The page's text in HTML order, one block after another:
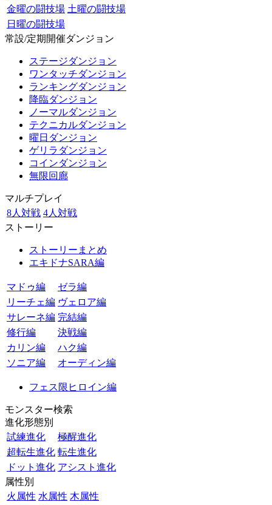
金曜の闘技場 土曜の闘技場
日曜の闘技場
常設/定期開催ダンジョン
ステージダンジョン
ワンタッチダンジョン
ランキングダンジョン
降臨ダンジョン
ノーマルダンジョン
テクニカルダンジョン
曜日ダンジョン
ゲリラダンジョン
コインダンジョン
無限回廊
マルチプレイ
8人対戦 4人対戦
ストーリー
ストーリーまとめ
エキドナSARA編
マドゥ編
ゼラ編
リーチェ編 ヴェロア編
サレーネ編 完結編
修行編
決戦編
カリン編
ハク編
ソニア編
オーディン編
フェス限ヒロイン編
モンスター検索
進化形態別
試練進化
極醒進化
超転生進化 転生進化
ドット進化 アシスト進化
属性別
火属性 水属性 木属性